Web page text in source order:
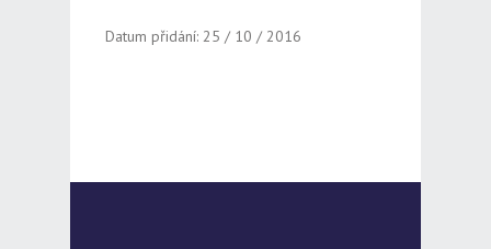
Datum přidání: 25 / 10 / 2016